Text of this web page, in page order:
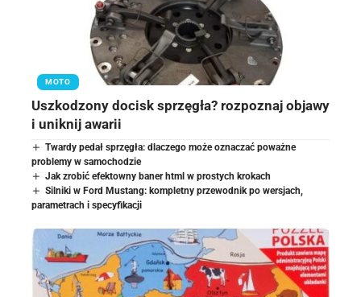
MOTO
Uszkodzony docisk sprzęgła? rozpoznaj objawy
i uniknij awarii
Twardy pedał sprzęgła: dlaczego może oznaczać poważne
problemy w samochodzie
Jak zrobić efektowny baner html w prostych krokach
Silniki w Ford Mustang: kompletny przewodnik po wersjach,
parametrach i specyfikacji